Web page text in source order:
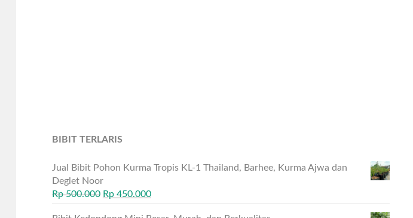
BIBIT TERLARIS
Jual Bibit Pohon Kurma Tropis KL-1 Thailand, Barhee, Kurma Ajwa dan
Deglet Noor
Rp500.000 Rp450.000